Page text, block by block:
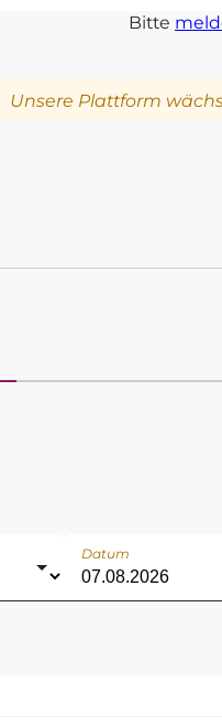
Bitte
Unsere Plattform
Datum